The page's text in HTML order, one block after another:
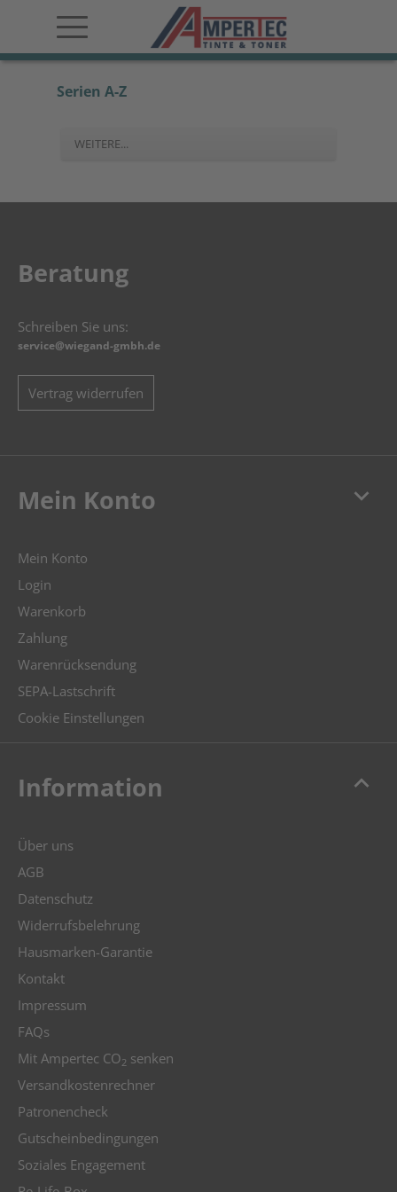
Serien A-Z
WEITERE...
Beratung
Schreiben Sie uns:
service@wiegand-gmbh.de
Vertrag widerrufen
keyboard_arrow_down
Mein Konto
Mein Konto
Login
Warenkorb
Zahlung
Warenrücksendung
SEPA-Lastschrift
Cookie Einstellungen
keyboard_arrow_up
Information
Über uns
AGB
Datenschutz
Widerrufsbelehrung
Hausmarken-Garantie
Kontakt
Impressum
FAQs
Mit Ampertec CO2 senken
Versandkostenrechner
Patronencheck
Gutscheinbedingungen
Soziales Engagement